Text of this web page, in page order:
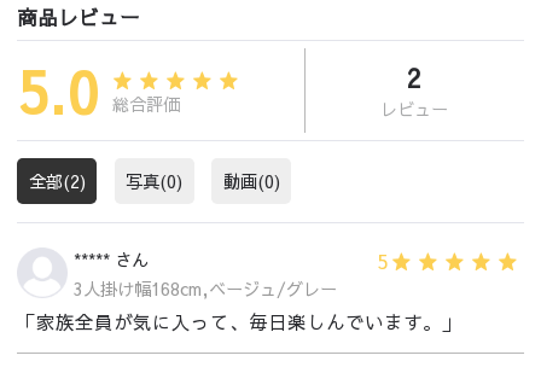
商品レビュー
5.0 総合評価
2
レビュー
全部(2) 写真(0) 動画(0)
***** さん 5
3人掛け幅168cm,ベージュ/グレー
「家族全員が気に入って、毎日楽しんでいます。」